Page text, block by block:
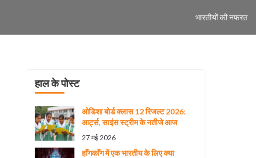
भारतीयों की नफरत
हाल के पोस्ट
ओडिशा बोर्ड क्लास 12 रिजल्ट 2026:
आर्ट्स, साइंस स्ट्रीम के नतीजे आज
27 मई 2026
हाँगकाँग में एक भारतीय के लिए क्या